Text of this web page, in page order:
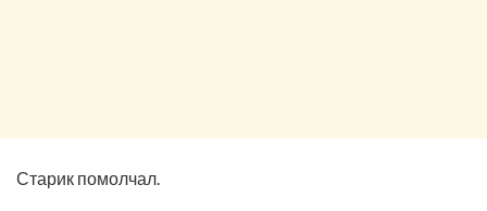
Старик помолчал.